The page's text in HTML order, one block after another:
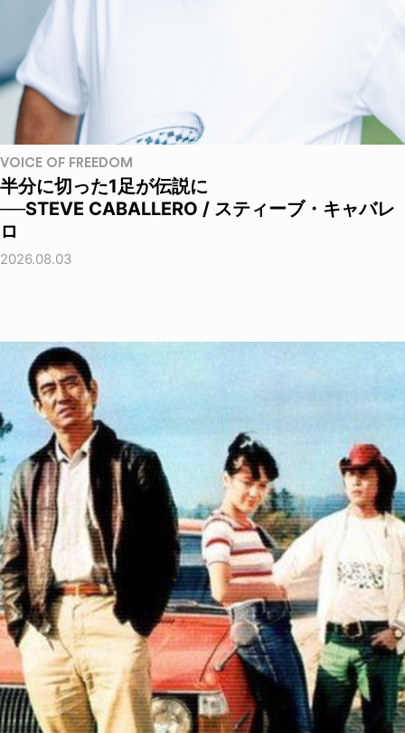
VOICE OF FREEDOM
半分に切った1足が伝説に
──STEVE CABALLERO / スティーブ・キャバレ
ロ
2026.08.03